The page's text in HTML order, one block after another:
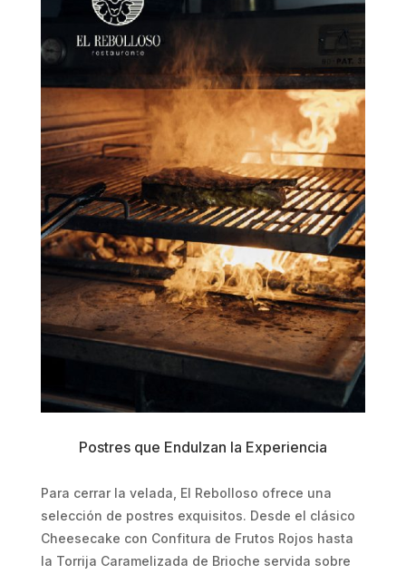
Postres que Endulzan la Experiencia
Para cerrar la velada, El Rebolloso ofrece una
selección de postres exquisitos. Desde el clásico
Cheesecake con Confitura de Frutos Rojos hasta
la Torrija Caramelizada de Brioche servida sobre